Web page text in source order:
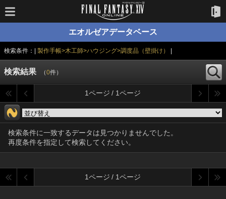
エオルゼアデータベース
検索条件：| 製作手帳>木工師>ハウジング>調度品（壁掛け）
検索結果 （0件）
1ページ / 1ページ
検索条件に一致するデータは見つかりませんでした。
再度条件を指定して検索してください。
1ページ / 1ページ